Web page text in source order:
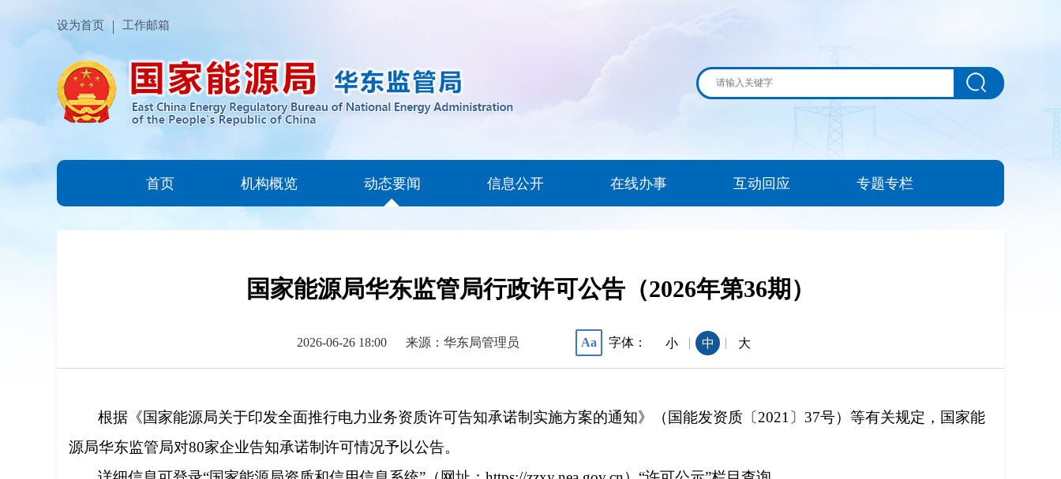
设为首页 工作邮箱
首页 机构概览 动态要闻 信息公开 在线办事 互动回应 专题专栏
国家能源局华东监管局行政许可公告（2026年第36期）
2026-06-26 18:00 来源：华东局管理员 Aa 字体： 小 | 中 | 大
根据《国家能源局关于印发全面推行电力业务资质许可告知承诺制实施方案的通知》（国能发资质〔2021〕37号）等有关规定，国家能
源局华东监管局对80家企业告知承诺制许可情况予以公告。